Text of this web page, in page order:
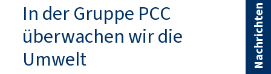
Nachrichten
In der Gruppe PCC
überwachen wir die
Umwelt